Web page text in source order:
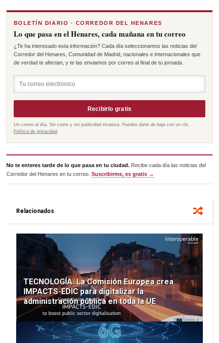
BOLETÍN DIARIO · CORREDOR DEL HENARES
Lo que pasa en el Henares, cada mañana en tu correo
¿Te ha interesado esta información? Cada día seleccionamos las noticias del
Corredor del Henares, Comunidad de Madrid, nacionales e internacionales que
de verdad te afectan, y te las enviamos por correo al final de tu jornada.
Recibirlo gratis
Un correo al día. Sin coste y sin publicidad invasiva. Puedes darte de baja con un clic.
Política de privacidad
No te enteres tarde de lo que pasa en tu ciudad. Recibe cada día las noticias del
Corredor del Henares en tu correo.Suscribirme, es gratis →
Relacionados
TECNOLOGÍA. La Comisión Europea crea
IMPACTS-EDIC para digitalizar la
administración pública en toda la UE